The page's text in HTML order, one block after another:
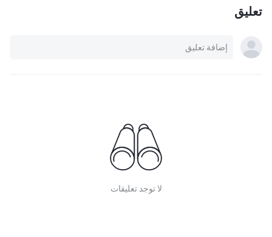
تعليق
لا توجد تعليقات